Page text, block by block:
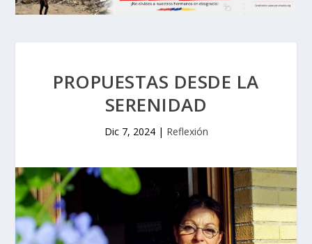
PROPUESTAS DESDE LA
SERENIDAD
Dic 7, 2024| Reflexión